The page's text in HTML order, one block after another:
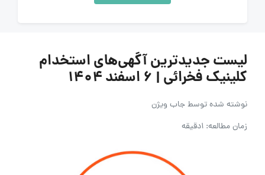
لیست جدیدترین آگهی‌های استخدام
کلینیک فخرائی | ۶ اسفند ۱۴۰۴
نوشته شده توسطجاب ویژن
زمان مطالعه: 1دقیقه